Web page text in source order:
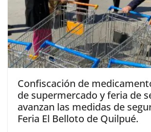
Confiscación de
de supermercado y feria de
avanzan las medidas de
Feria El Belloto de Quilpué.